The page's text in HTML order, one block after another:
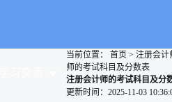
当前位置： 首页 > 注册会计
师的考试科目及分数表
注册会计师的考试科目及分
更新时间：2025-11-03